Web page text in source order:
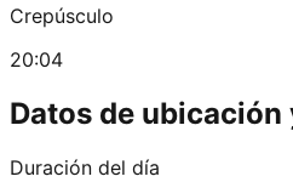
Crepúsculo
20:04
Datos de ubicación
Duración del día